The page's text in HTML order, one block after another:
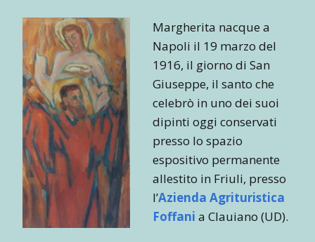
Margherita nacque a
Napoli il 19 marzo del
1916, il giorno di San
Giuseppe, il santo che
celebrò in uno dei suoi
dipinti oggi conservati
presso lo spazio
espositivo permanente
allestito in Friuli, presso
l’Azienda Agrituristica
Foffani a Clauiano (UD).